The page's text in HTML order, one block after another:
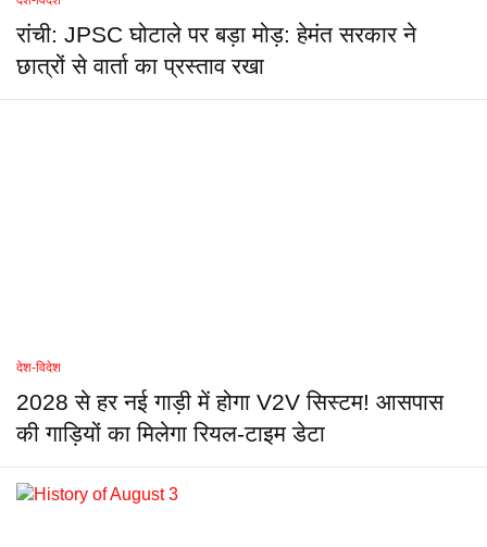
रांची: JPSC घोटाले पर बड़ा मोड़: हेमंत सरकार ने
छात्रों से वार्ता का प्रस्ताव रखा
देश-विदेश
2028 से हर नई गाड़ी में होगा V2V सिस्टम! आसपास
की गाड़ियों का मिलेगा रियल-टाइम डेटा